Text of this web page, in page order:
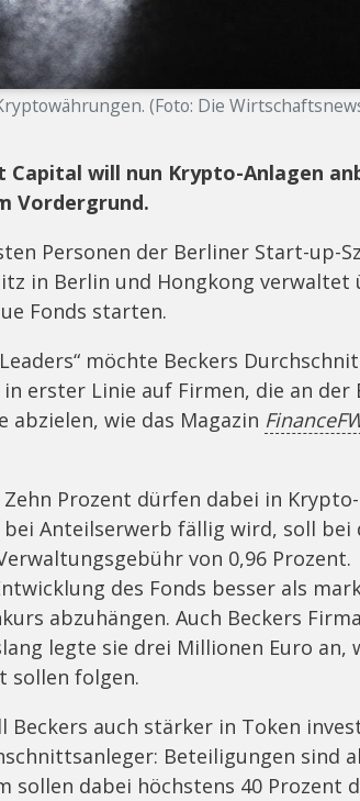
(Foto: Die
Capital will nun Krypto-Anlagen
Vordergrund.
Personen der Berliner Start-up-
in Berlin und Hongkong verwaltet
Fonds starten.
möchte Beckers
erster Linie auf Firmen, die an der
wie das Magazin
Prozent dürfen dabei in
Anteilserwerb fällig wird, soll bei
von 0,96 Prozent.
des Fonds besser als
abzuhängen. Auch Beckers
legte sie drei Millionen Euro an,
sollen folgen.
Beckers auch stärker in Token
Beteiligungen sind
sollen dabei höchstens 40 Prozent